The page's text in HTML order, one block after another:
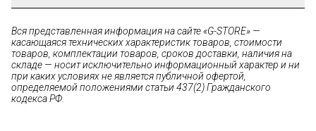
Вся представленная информация на сайте «G-STORE» —
касающаяся технических характеристик товаров, стоимости
товаров, комплектации товаров, сроков доставки, наличия на
складе — носит исключительно информационный характер и ни
при каких условиях не является публичной офертой,
определяемой положениями статьи 437(2) Гражданского
кодекса РФ.